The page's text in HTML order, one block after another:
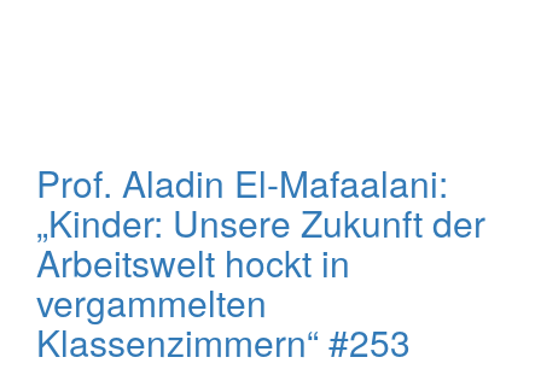
Prof. Aladin El-Mafaalani:
„Kinder: Unsere Zukunft der
Arbeitswelt hockt in
vergammelten
Klassenzimmern“ #253